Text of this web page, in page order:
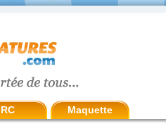
RC Maquette